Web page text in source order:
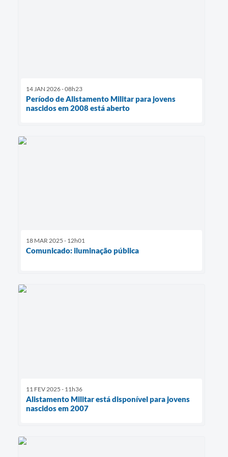
14 JAN 2026 - 08h23
Período de Alistamento Militar para jovens
nascidos em 2008 está aberto
18 MAR 2025 - 12h01
Comunicado: iluminação pública
11 FEV 2025 - 11h36
Alistamento Militar está disponível para jovens
nascidos em 2007